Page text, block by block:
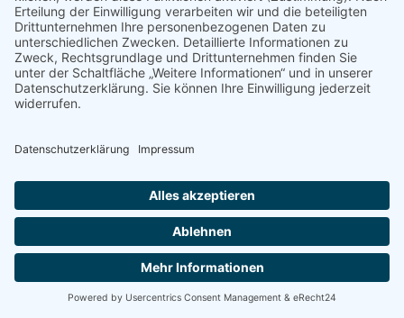
Wir nutzen Cloudflare Turnstile (im Folgenden „Turnstile“)
auf dieser Website. Anbieter ist die Cloudflare Inc., 101
Townsend St., San Francisco, CA 94107, USA (im
Folgenden „Cloudflare”).
Mit Turnstile soll überprüft werden, ob die Dateneingabe
einen Menschen oder durch ein automatisiertes Programm
erfolgt. Hierzu analysiert Turnstile das Verhalten des
Websitebesuchers anhand verschiedener Merkmale.
Diese Analyse beginnt automatisch, sobald der
Websitebesucher eine Website mit aktiviertem Turnstile
betritt. Zur Analyse wertet Turnstile verschiedene
Informationen aus (z. B. IP-Adresse, Verweildauer des